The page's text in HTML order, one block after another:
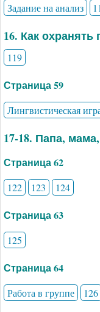
Задание на анализ
16. Как охранять
119
Страница 59
Лингвистическая
17-18. Папа,
Страница 62
122 123 124
Страница 63
125
Страница 64
Работа в группе 126